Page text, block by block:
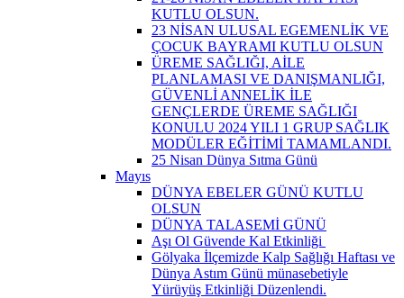
KUTLU OLSUN.
23 NİSAN ULUSAL EGEMENLİK VE
ÇOCUK BAYRAMI KUTLU OLSUN
ÜREME SAĞLIĞI, AİLE
PLANLAMASI VE DANIŞMANLIĞI,
GÜVENLİ ANNELİK İLE
GENÇLERDE ÜREME SAĞLIĞI
KONULU 2024 YILI 1 GRUP SAĞLIK
MODÜLER EĞİTİMİ TAMAMLANDI.
25 Nisan Dünya Sıtma Günü
Mayıs
DÜNYA EBELER GÜNÜ KUTLU
OLSUN
DÜNYA TALASEMİ GÜNÜ
Aşı Ol Güvende Kal Etkinliği ​
Gölyaka İlçemizde Kalp Sağlığı Haftası ve
Dünya Astım Günü münasebetiyle
Yürüyüş Etkinliği Düzenlendi.